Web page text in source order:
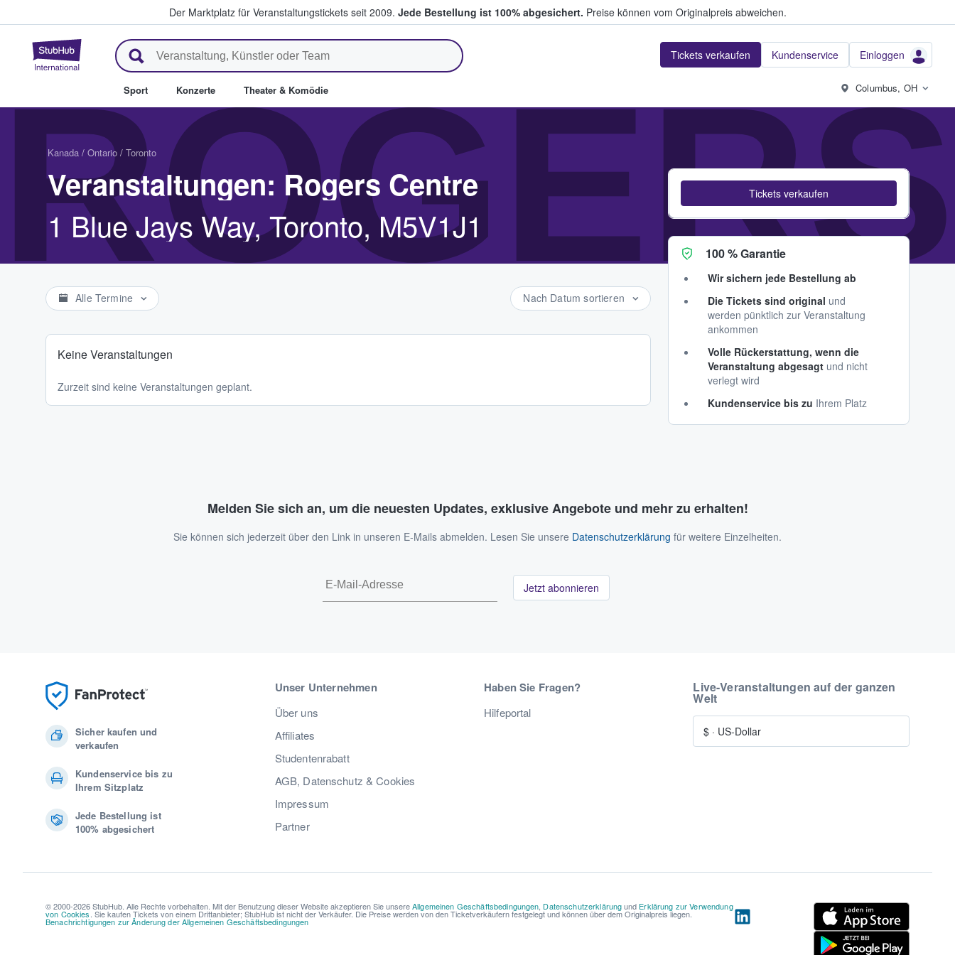
Der Marktplatz für Veranstaltungstickets seit 2009. Jede Bestellung ist 100% abgesichert. Preise können vom Originalpreis abweichen.
StubHub - Wo Fans Tickets kaufen & verkaufen Tickets verkaufen Kundenservice Einloggen
Sport Konzerte Theater & Komödie Columbus, OH
Kanada / Ontario / Toronto
Veranstaltungen: Rogers Centre
1 Blue Jays Way, Toronto, M5V1J1
Alle Termine Nach Datum sortieren
Keine Veranstaltungen
Zurzeit sind keine Veranstaltungen geplant.
Tickets verkaufen
100 % Garantie
Wir sichern jede Bestellung ab
Die Tickets sind original und
werden pünktlich zur Veranstaltung
ankommen
Volle Rückerstattung, wenn die
Veranstaltung abgesagt und nicht
verlegt wird
Kundenservice bis zu Ihrem Platz
Melden Sie sich an, um die neuesten Updates, exklusive Angebote und mehr zu erhalten!
Sie können sich jederzeit über den Link in unseren E-Mails abmelden. Lesen Sie unsere Datenschutzerklärung für weitere Einzelheiten.
Jetzt abonnieren
Sicher kaufen und
verkaufen
Kundenservice bis zu
Ihrem Sitzplatz
Jede Bestellung ist
100% abgesichert
Unser Unternehmen
Über uns
Affiliates
Studentenrabatt
AGB, Datenschutz & Cookies
Impressum
Partner
Haben Sie Fragen?
Hilfeportal
Live-Veranstaltungen auf der ganzen
Welt
$ · US-Dollar
© 2000-2026 StubHub. Alle Rechte vorbehalten. Mit der Benutzung dieser Website akzeptieren Sie unsereAllgemeinen Geschäftsbedingungen, Datenschutzerklärungund Erklärung zur Verwendung
von Cookies. Sie kaufen Tickets von einem Drittanbieter; StubHub ist nicht der Verkäufer. Die Preise werden von den Ticketverkäufern festgelegt und können über dem Originalpreis liegen.
Benachrichtigungen zur Änderung der Allgemeinen Geschäftsbedingungen